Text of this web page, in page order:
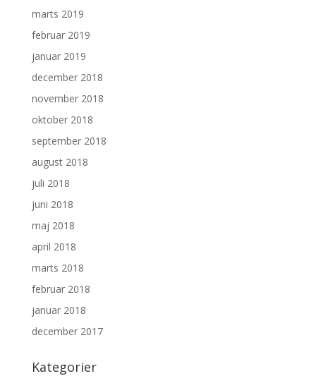
marts 2019
februar 2019
januar 2019
december 2018
november 2018
oktober 2018
september 2018
august 2018
juli 2018
juni 2018
maj 2018
april 2018
marts 2018
februar 2018
januar 2018
december 2017
Kategorier